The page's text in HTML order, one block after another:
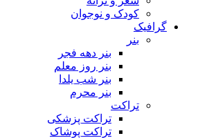
کودک و نوجوان
گرافیک
بنر
بنر دهه فجر
بنر روز معلم
بنر شب یلدا
بنر محرم
تراکت
تراکت پزشکی
تراکت پوشاک